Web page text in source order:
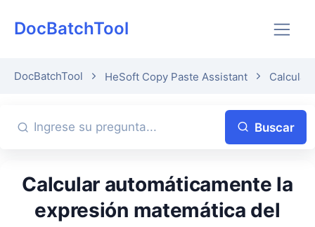
DocBatchTool
DocBatchTool HeSoft Copy Paste Assistant Calcular
Buscar
Calcular automáticamente la
expresión matemática del